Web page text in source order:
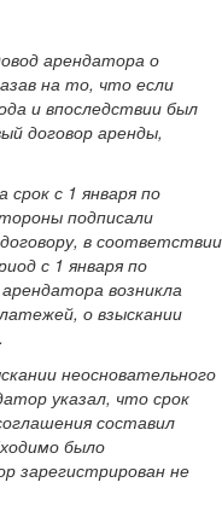
арендатора о
на то, что если
и впоследствии был
договор аренды,
с 1 января по
подписали
в соответствии
с 1 января по
возникла
о взыскании
неосновательного
указал, что срок
составил
было
зарегистрирован не